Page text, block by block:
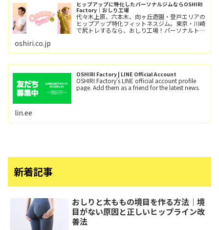
ヒップアップに特化したパーソナルジムならOSHIRI
Factory｜おしり工場
代々木上原、六本木、向ヶ丘遊園・登戸エリアの
ヒップアップ特化フィットネスジム。東京・川崎
で尻トレするなら、おしり工場！パーソナルトレ
oshiri.co.jp
OSHIRI Factory | LINE Official Account
OSHIRI Factory's LINE official account profile
page. Add them as a friend for the latest news.
lin.ee
新着記事
おしりと太ももの境目を作る方法｜境
目がない原因と正しいヒップライン改
善法